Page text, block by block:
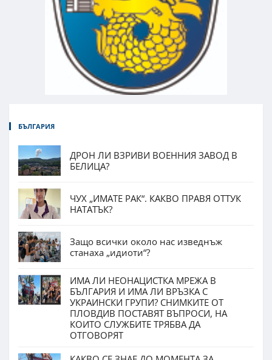
БЪЛГАРИЯ
ДРОН ЛИ ВЗРИВИ ВОЕННИЯ ЗАВОД В
БЕЛИЦА?
ЧУХ „ИМАТЕ РАК“. КАКВО ПРАВЯ ОТТУК
НАТАТЪК?
Защо всички около нас изведнъж
станаха „идиоти“?
ИМА ЛИ НЕОНАЦИСТКА МРЕЖА В
БЪЛГАРИЯ И ИМА ЛИ ВРЪЗКА С
УКРАИНСКИ ГРУПИ? СНИМКИТЕ ОТ
ПЛОВДИВ ПОСТАВЯТ ВЪПРОСИ, НА
КОИТО СЛУЖБИТЕ ТРЯБВА ДА
ОТГОВОРЯТ